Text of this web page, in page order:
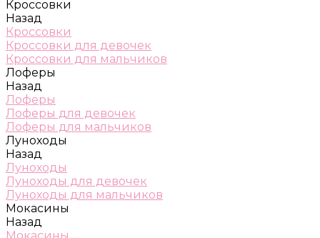
Кроссовки
Назад
Кроссовки
Кроссовки для девочек
Кроссовки для мальчиков
Лоферы
Назад
Лоферы
Лоферы для девочек
Лоферы для мальчиков
Луноходы
Назад
Луноходы
Луноходы для девочек
Луноходы для мальчиков
Мокасины
Назад